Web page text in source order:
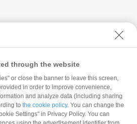
当社の考え方
through the website
or close the banner to leave this screen,
in order to improve convenience,
and analyze data (including sharing
to the cookie policy. You can change the
Settings" in Privacy Policy. You can